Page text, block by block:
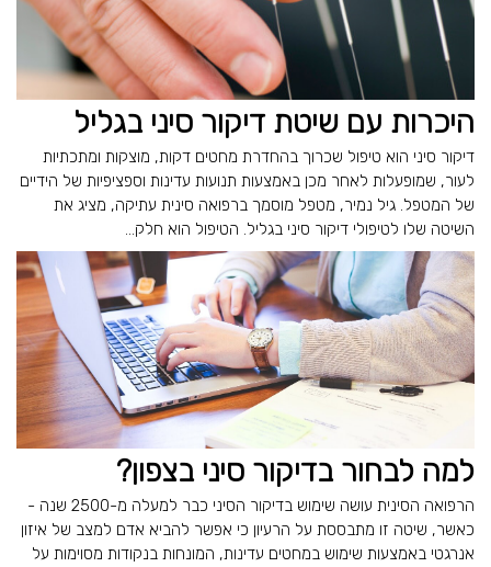
היכרות עם שיטת דיקור סיני בגליל
דיקור סיני הוא טיפול שכרוך בהחדרת מחטים דקות, מוצקות ומתכתיות
לעור, שמופעלות לאחר מכן באמצעות תנועות עדינות וספציפיות של הידיים
של המטפל. גיל נמיר, מטפל מוסמך ברפואה סינית עתיקה, מציג את
השיטה שלו לטיפולי דיקור סיני בגליל. הטיפול הוא חלק...
למה לבחור בדיקור סיני בצפון?
הרפואה הסינית עושה שימוש בדיקור הסיני כבר למעלה מ-2500 שנה -
כאשר, שיטה זו מתבססת על הרעיון כי אפשר להביא אדם למצב של איזון
אנרגטי באמצעות שימוש במחטים עדינות, המונחות בנקודות מסוימות על